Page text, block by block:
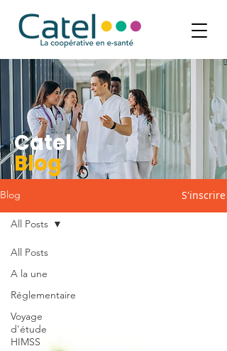
Blog S'inscrire
All Posts
A la une
Réglementaire
Voyage
d'étude
HIMSS
All Posts
Catel
Blog